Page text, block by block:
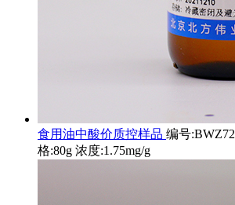
食用油中酸价质控样品 编号
格:80g 浓度:1.75mg/g